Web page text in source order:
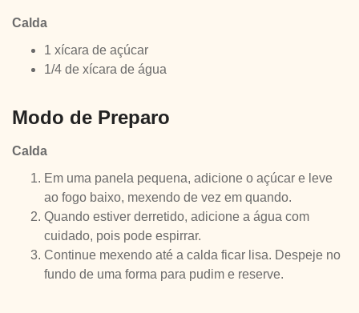
Calda
1 xícara de açúcar
1/4 de xícara de água
Modo de Preparo
Calda
Em uma panela pequena, adicione o açúcar e leve
ao fogo baixo, mexendo de vez em quando.
Quando estiver derretido, adicione a água com
cuidado, pois pode espirrar.
Continue mexendo até a calda ficar lisa. Despeje no
fundo de uma forma para pudim e reserve.